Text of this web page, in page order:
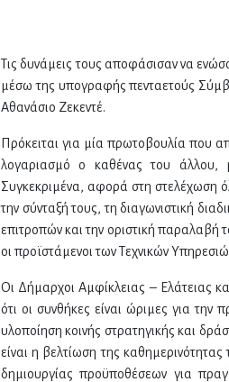
Τις δυνάμεις τους αποφάσισαν να
μέσω της υπογραφής πενταετούς
Αθανάσιο Ζεκεντέ.
Πρόκειται για μία πρωτοβουλία που
λογαριασμό ο καθένας του άλλου,
Συγκεκριμένα, αφορά στη στελέχωση
την σύνταξή τους, τη διαγωνιστική
επιτροπών και την οριστική
οι προϊστάμενοι των Τεχνικών
Οι Δήμαρχοι Αμφίκλειας – Ελάτειας
ότι οι συνθήκες είναι ώριμες για
υλοποίηση κοινής στρατηγικής και
είναι η βελτίωση της
δημιουργίας προϋποθέσεων για